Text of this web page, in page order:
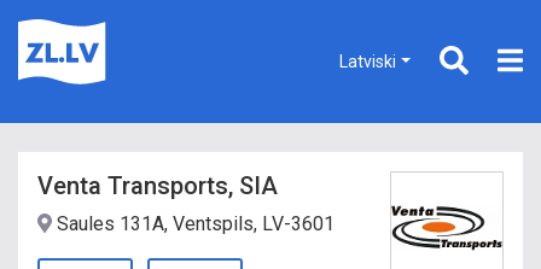
Latviski
Venta Transports, SIA
Saules 131A, Ventspils, LV-3601